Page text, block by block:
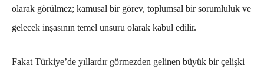
olarak görülmez; kamusal bir görev, toplumsal bir sorumluluk ve
gelecek inşasının temel unsuru olarak kabul edilir.
Fakat Türkiye’de yıllardır görmezden gelinen büyük bir çelişki